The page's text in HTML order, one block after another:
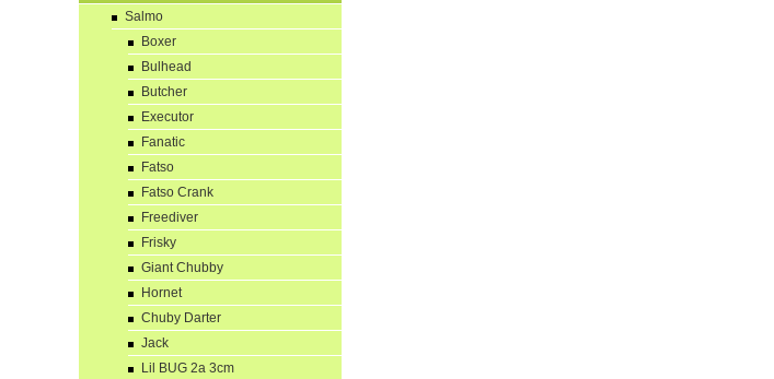
Salmo
Boxer
Bulhead
Butcher
Executor
Fanatic
Fatso
Fatso Crank
Freediver
Frisky
Giant Chubby
Hornet
Chuby Darter
Jack
Lil BUG 2a 3cm